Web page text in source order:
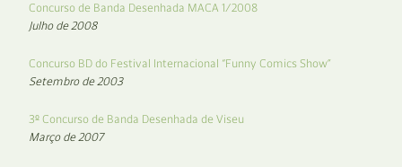
Concurso de Banda Desenhada MACA 1/2008
Julho de 2008
Concurso BD do Festival Internacional “Funny Comics Show”
Setembro de 2003
3º Concurso de Banda Desenhada de Viseu
Março de 2007